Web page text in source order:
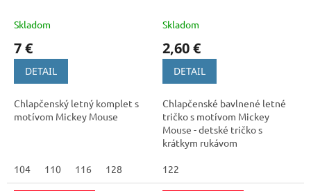
Skladom
7 €
DETAIL
Chlapčenský letný komplet s
motívom Mickey Mouse
104 110 116 128
Skladom
2,60 €
DETAIL
Chlapčenské bavlnené letné
tričko s motívom Mickey
Mouse - detské tričko s
krátkym rukávom
122